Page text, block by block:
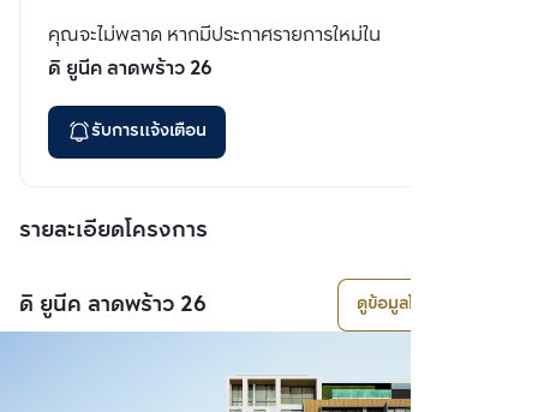
คุณจะไม่พลาด หากมีประกาศรายการใหม่ใน
ดิ ยูนีค ลาดพร้าว 26
รับการแจ้งเตือน
รายละเอียดโครงการ
ดิ ยูนีค ลาดพร้าว 26 ดูข้อมูลโครงการ